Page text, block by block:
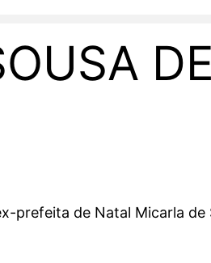
prefeita de Natal Micarla